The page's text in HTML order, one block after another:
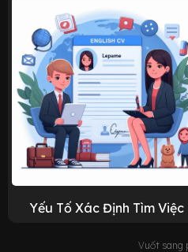
Yếu Tố Xác Định Tìm Việc
Vuốt sang